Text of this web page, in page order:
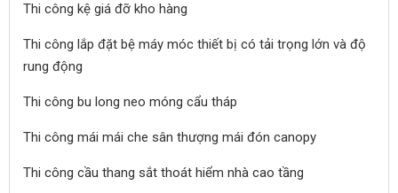
Thi công kệ giá đỡ kho hàng
Thi công lắp đặt bệ máy móc thiết bị có tải trọng lớn và độ
rung động
Thi công bu long neo móng cẩu tháp
Thi công mái mái che sân thượng mái đón canopy
Thi công cầu thang sắt thoát hiểm nhà cao tầng